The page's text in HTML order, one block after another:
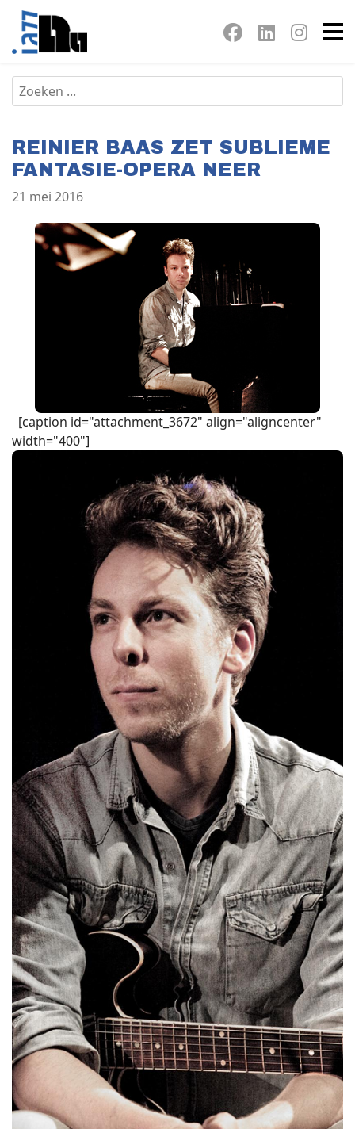
REINIER BAAS ZET SUBLIEME
FANTASIE-OPERA NEER
21 mei 2016
[caption id="attachment_3672" align="aligncenter"
width="400"]